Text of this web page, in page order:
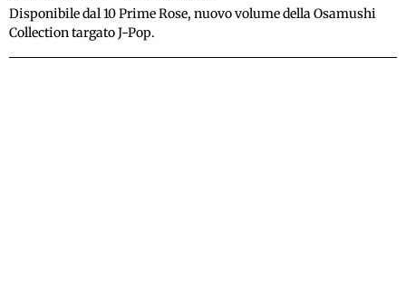
Disponibile dal 10 Prime Rose, nuovo volume della Osamushi
Collection targato J-Pop.